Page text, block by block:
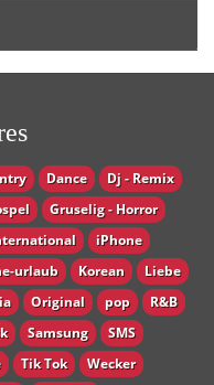
Dance
Dj - Remix
Gruselig - Horror
iPhone
urlaub Korean
Liebe
Original pop
R&B
Samsung
SMS
Tik Tok Wecker